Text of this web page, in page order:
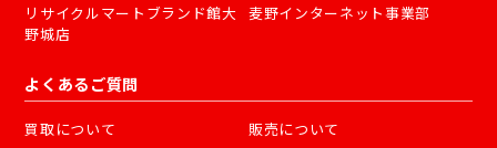
リサイクルマートブランド館大
野城店
麦野インターネット事業部
よくあるご質問
買取について 販売について